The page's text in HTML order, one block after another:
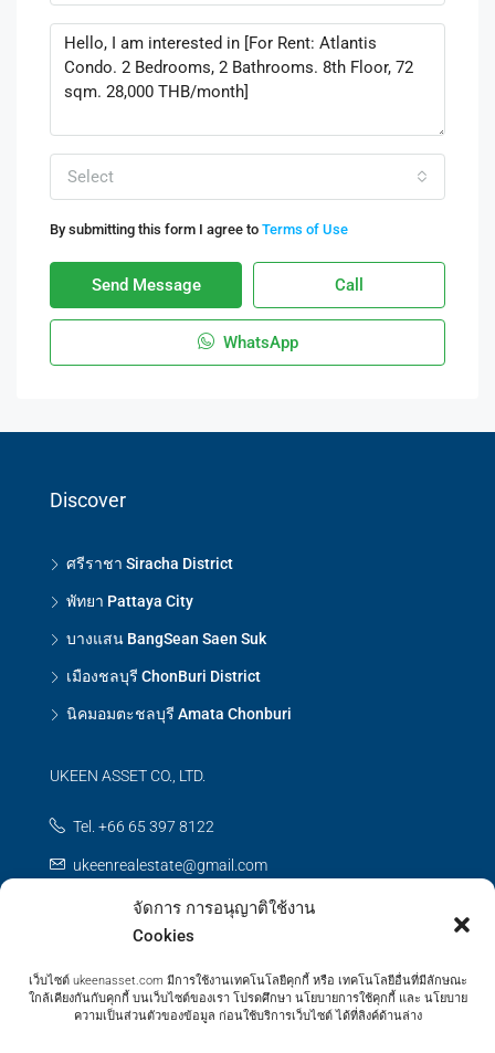
จัดการ การอนุญาติใช้งาน
Cookies
เว็บไซต์ ukeenasset.com มีการใช้งานเทคโนโลยีคุกกี้ หรือ เทคโนโลยีอื่นที่มีลักษณะ
ใกล้เคียงกันกับคุกกี้ บนเว็บไซต์ของเรา โปรดศึกษา นโยบายการใช้คุกกี้ และ นโยบาย
ความเป็นส่วนตัวของข้อมูล ก่อนใช้บริการเว็บไซต์ ได้ที่ลิงค์ด้านล่าง
Select
By submitting this form I agree to Terms of Use
Send Message Call
WhatsApp
Discover
ศรีราชา Siracha District
พัทยา Pattaya City
บางแสน BangSean Saen Suk
เมืองชลบุรี ChonBuri District
นิคมอมตะชลบุรี Amata Chonburi
UKEEN ASSET CO., LTD.
Tel. +66 65 397 8122
ukeenrealestate@gmail.com